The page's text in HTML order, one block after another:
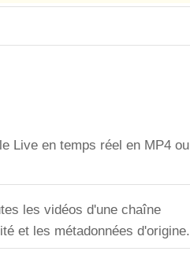
Live en temps réel en MP4 ou
les vidéos d'une chaîne
et les métadonnées d'origine.